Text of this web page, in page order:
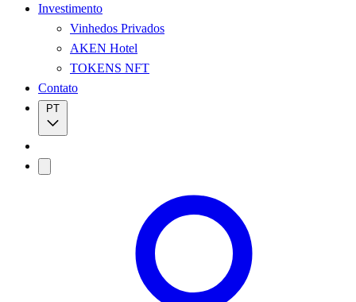
Investimento
Vinhedos Privados
AKEN Hotel
TOKENS NFT
Contato